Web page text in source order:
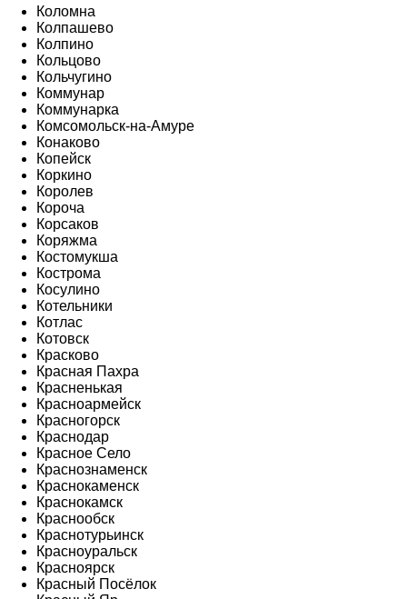
Коломна
Колпашево
Колпино
Кольцово
Кольчугино
Коммунар
Коммунарка
Комсомольск-на-Амуре
Конаково
Копейск
Коркино
Королев
Короча
Корсаков
Коряжма
Костомукша
Кострома
Косулино
Котельники
Котлас
Котовск
Красково
Красная Пахра
Красненькая
Красноармейск
Красногорск
Краснодар
Красное Село
Краснознаменск
Краснокаменск
Краснокамск
Краснообск
Краснотурьинск
Красноуральск
Красноярск
Красный Посёлок